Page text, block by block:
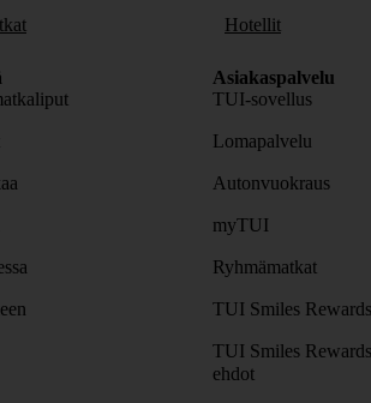
Hotellit
Asiakaspalvelu
TUI-sovellus
Lomapalvelu
Autonvuokraus
myTUI
Ryhmämatkat
TUI Smiles
TUI Smiles
ehdot